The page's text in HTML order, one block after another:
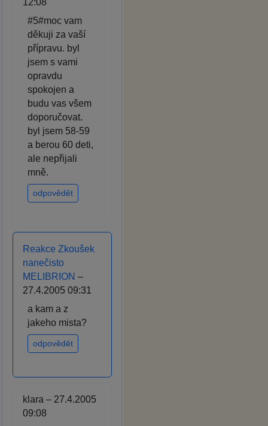
12:08
#5#moc vam
děkuji za vaší
přípravu. byl
jsem s vami
opravdu
spokojen a
budu vas všem
doporučovat.
byl jsem 58-59
a berou 60 deti,
ale nepřijali
mně.
odpovědět
Reakce Zkoušek
nanečisto
MELIBRION –
27.4.2005 09:31
a kam a z
jakeho mista?
odpovědět
klara – 27.4.2005
09:08